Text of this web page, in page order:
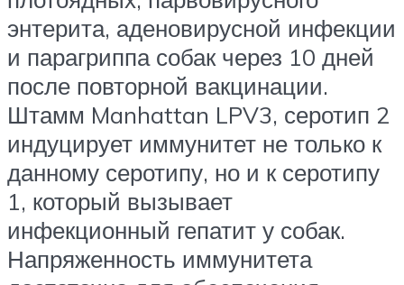
энтерита, аденовирусной инфекции
и парагриппа собак через 10 дней
после повторной вакцинации.
Штамм Manhattan LPV3, серотип 2
индуцирует иммунитет не только к
данному серотипу, но и к серотипу
1, который вызывает
инфекционный гепатит у собак.
Напряженность иммунитета